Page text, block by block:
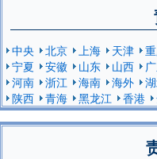
中央 北京 上海 天津
宁夏
安徽 山东 山西
河南
浙江 海南 海外
陕西
青海 黑龙江 香港